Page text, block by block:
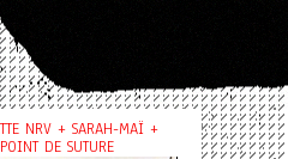
NRV + SARAH-MAÏ +
DE SUTURE